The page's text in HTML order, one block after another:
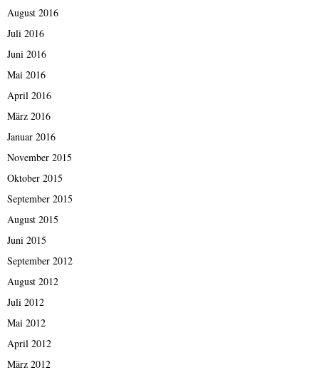
August 2016
Juli 2016
Juni 2016
Mai 2016
April 2016
März 2016
Januar 2016
November 2015
Oktober 2015
September 2015
August 2015
Juni 2015
September 2012
August 2012
Juli 2012
Mai 2012
April 2012
März 2012